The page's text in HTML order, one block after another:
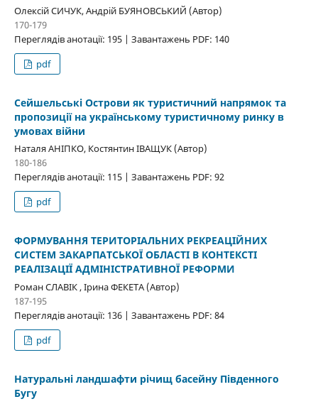
Олексій СИЧУК, Андрій БУЯНОВСЬКИЙ (Автор)
170-179
Переглядів анотації: 195 | Завантажень PDF: 140
pdf
Сейшельські Острови як туристичний напрямок та
пропозиції на українському туристичному ринку в
умовах війни
Наталя АНІПКО, Костянтин ІВАЩУК (Автор)
180-186
Переглядів анотації: 115 | Завантажень PDF: 92
pdf
ФОРМУВАННЯ ТЕРИТОРІАЛЬНИХ РЕКРЕАЦІЙНИХ
СИСТЕМ ЗАКАРПАТСЬКОЇ ОБЛАСТІ В КОНТЕКСТІ
РЕАЛІЗАЦІЇ АДМІНІСТРАТИВНОЇ РЕФОРМИ
Роман СЛАВІК , Ірина ФЕКЕТА (Автор)
187-195
Переглядів анотації: 136 | Завантажень PDF: 84
pdf
Натуральні ландшафти річищ басейну Південного
Бугу